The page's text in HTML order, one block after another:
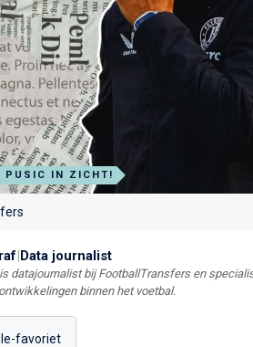
PUSIC IN ZICHT!
|Data journalist
datajournalist bij FootballTransfers en
binnen het voetbal.
favoriet